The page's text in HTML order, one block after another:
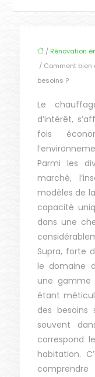
/ Rénovation
/ Comment bien
besoins ?
Le
d’intérêt,
fois
Parmi les
marché,
modèles de
capacité
dans une
Supra, forte
le domaine
une gamme
étant
des besoins
souvent
correspond
habitation.